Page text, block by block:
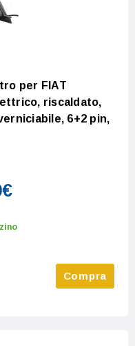
per FIAT
riscaldato,
6+2 pin,
Compra